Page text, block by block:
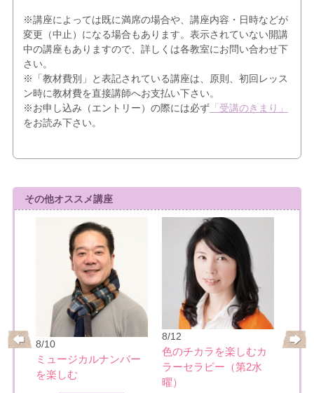
※講座によっては既に満席の場合や、講座内容・日時などが
変更（中止）になる場合もあります。表示されていない開講
中の講座もありますので、詳しくは各教室にお問い合わせ下
さい。
※「教材費別」と表記されている講座は、原則、初回レッス
ン時に教材費を直接講師へお支払い下さい。
※お申し込み（エントリー）の際には必ず「受講のきまり」
をお読み下さい。
その他オススメ講座
ぐ
8/10
ミュージカルナンバー
を楽しむ
8/12
色のチカラを楽しむカ
ラーセラピー（第2水
曜）
リー